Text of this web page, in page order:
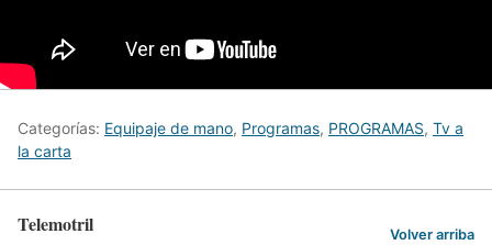
Categorías: Equipaje de mano, Programas, PROGRAMAS, Tv a
la carta
Telemotril Volver arriba